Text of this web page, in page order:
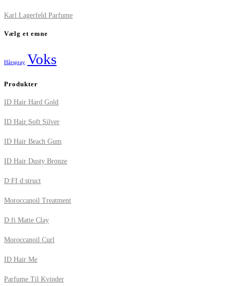
Karl Lagerfeld Parfume
Vælg et emne
Hårspray Voks
Produkter
ID Hair Hard Gold
ID Hair Soft Silver
ID Hair Beach Gum
ID Hair Dusty Bronze
D:FI d:struct
Moroccanoil Treatment
D:fi Matte Clay
Moroccanoil Curl
ID Hair Me
Parfume Til Kvinder